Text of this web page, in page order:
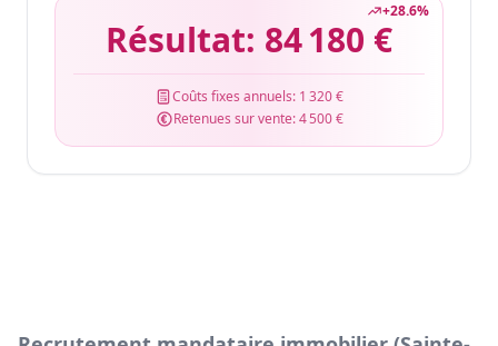
+28.6%
Résultat: 84 180 €
Coûts fixes annuels: 1 320 €
Retenues sur vente:4 500 €